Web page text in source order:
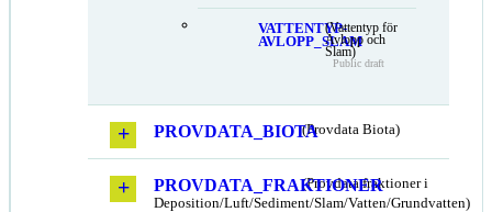
VATTENTYP-
AVLOPP_SLAM
(Vattentyp för
Avlopp och
Slam)
Public draft
PROVDATA_BIOTA(Provdata Biota)
PROVDATA_FRAKTIONER
(Provdata fraktioner i
Deposition/Luft/Sediment/Slam/Vatten/Grundvatten)